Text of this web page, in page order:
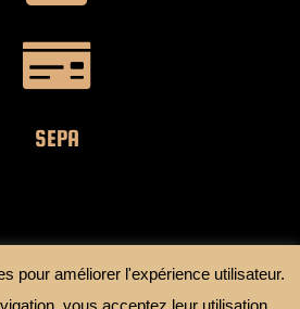
SEPA
pour améliorer l'expérience utilisateur.
vous acceptez leur utilisation.